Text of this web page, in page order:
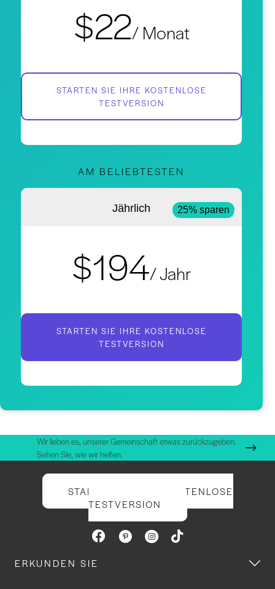
$22/ Monat
STARTEN SIE IHRE KOSTENLOSE
TESTVERSION
AM BELIEBTESTEN
Jährlich 25% sparen
$194/ Jahr
STARTEN SIE IHRE KOSTENLOSE
TESTVERSION
Wir lieben es, unserer Gemeinschaft etwas zurückzugeben.
Sehen Sie, wie wir helfen.
STARTEN SIE IHRE KOSTENLOSE
TESTVERSION
ERKUNDEN SIE